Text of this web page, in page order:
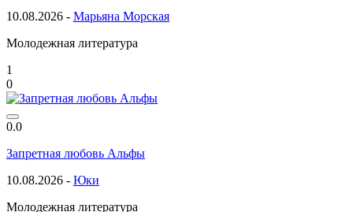
10.08.2026 - Марьяна Морская
Молодежная литература
1
0
0.0
Запретная любовь Альфы
10.08.2026 - Юки
Молодежная литература